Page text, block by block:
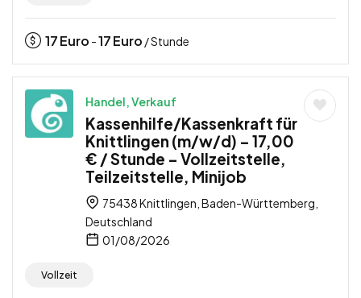
17Euro -17Euro / Stunde
Handel, Verkauf
Kassenhilfe/Kassenkraft für
Knittlingen (m/w/d) – 17,00
€ / Stunde – Vollzeitstelle,
Teilzeitstelle, Minijob
75438 Knittlingen, Baden-Württemberg,
Deutschland
01/08/2026
Vollzeit